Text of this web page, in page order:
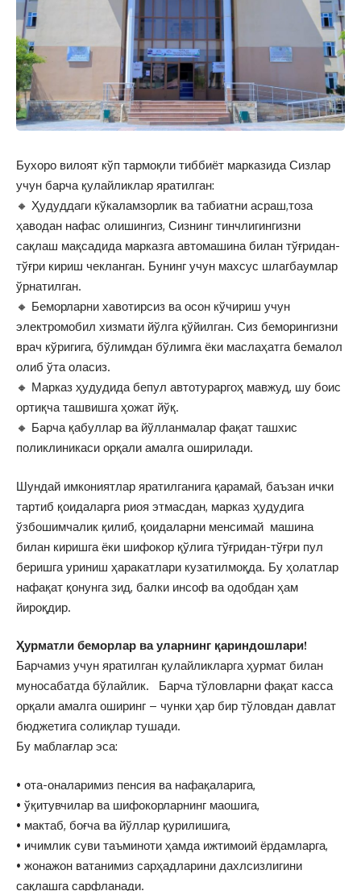
Бухоро вилоят кўп тармоқли тиббиёт марказида Сизлар
учун барча қулайликлар яратилган:
🔸 Ҳудуддаги кўкаламзорлик ва табиатни асраш,тоза
ҳаводан нафас олишингиз, Сизнинг тинчлигингизни
сақлаш мақсадида марказга автомашина билан тўғридан-
тўғри кириш чекланган. Бунинг учун махсус шлагбаумлар
ўрнатилган.
🔸 Беморларни хавотирсиз ва осон кўчириш учун
электромобил хизмати йўлга қўйилган. Сиз беморингизни
врач кўригига, бўлимдан бўлимга ёки маслаҳатга бемалол
олиб ўта оласиз.
🔸 Марказ ҳудудида бепул автотураргоҳ мавжуд, шу боис
ортиқча ташвишга ҳожат йўқ.
🔸 Барча қабуллар ва йўлланмалар фақат ташхис
поликлиникаси орқали амалга оширилади.
Шундай имкониятлар яратилганига қарамай, баъзан ички
тартиб қоидаларга риоя этмасдан, марказ ҳудудига
ўзбошимчалик қилиб, қоидаларни менсимай машина
билан киришга ёки шифокор қўлига тўғридан-тўғри пул
беришга уриниш ҳаракатлари кузатилмоқда. Бу ҳолатлар
нафақат қонунга зид, балки инсоф ва одобдан ҳам
йироқдир.
Ҳурматли беморлар ва уларнинг қариндошлари!
Барчамиз учун яратилган қулайликларга ҳурмат билан
муносабатда бўлайлик. Барча тўловларни фақат касса
орқали амалга оширинг – чунки ҳар бир тўловдан давлат
бюджетига солиқлар тушади.
Бу маблағлар эса:
• ота-оналаримиз пенсия ва нафақаларига,
• ўқитувчилар ва шифокорларнинг маошига,
• мактаб, боғча ва йўллар қурилишига,
• ичимлик суви таъминоти ҳамда ижтимоий ёрдамларга,
• жонажон ватанимиз сарҳадларини дахлсизлигини
сақлашга сарфланади.